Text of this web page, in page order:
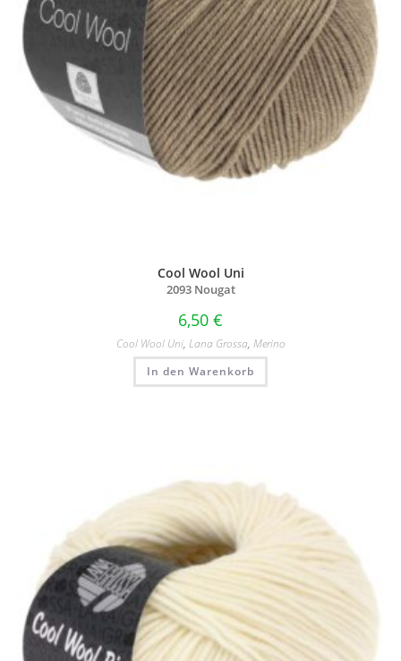
Cool Wool Uni
2093 Nougat
6,50 €
Cool Wool Uni, Lana Grossa, Merino
In den Warenkorb